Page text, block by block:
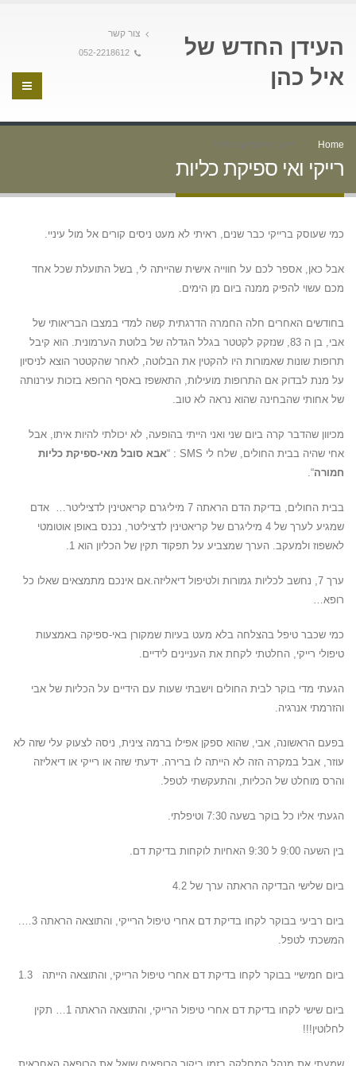
העידן החדש של
איל כהן
צור קשר
052-2218612
Home רייקי ואי ספיקת כליות
רייקי ואי ספיקת כליות
כמי שעוסק ברייקי כבר שנים, ראיתי לא מעט ניסים קורים אל מול עיניי.
אבל כאן, אספר לכם על חווייה אישית שהייתה לי, בשל התועלת שכל אחד
מכם עשוי להפיק ממנה ביום מן הימים.
בחודשים האחרים חלה החמרה הדרגתית קשה למדי במצבו הבריאותי של
אבי, בן ה 83, שנזקק לקטטר בגלל הגדלה של בלוטת הערמונית. הוא קיבל
תרופות שונות שאמורות היו להקטין את הבלוטה, לאחר שהקטטר הוצא לניסיון
על מנת לבדוק אם התרופות מועילות, התאשפז באסף הרופא בזכות עירנותה
של אחותי שהבחינה שהוא נראה לא טוב.
מכיוון שהדבר קרה ביום שני ואני הייתי בהופעה, לא יכולתי להיות איתו, אבל
אחי שהיה בבית החולים, שלח לי SMS : “
אבא סובל מאי-ספיקת כליות
חמורה“.
בבית החולים, בדיקת הדם הראתה 7 מיליגרם קריאטינין לדציליטר… אדם
שמגיע לערך של 4 מיליגרם של קריאטינין לדציליטר, נכנס באופן אוטומטי
לאשפוז ולמעקב. הערך שמצביע על תפקוד תקין של הכליון הוא 1.
ערך 7, נחשב לכליות גמורות ולטיפול דיאליזה.אם אינכם מתמצאים שאלו כל
רופא…
כמי שכבר טיפל בהצלחה בלא מעט בעיות שמקורן באי-ספיקה באמצעות
טיפולי רייקי, החלטתי לקחת את העניינים לידיים.
הגעתי מדי בוקר לבית החולים וישבתי שעות עם הידיים על הכליות של אבי
והזרמתי אנרגיה.
בפעם הראשונה, אבי, שהוא ספקן אפילו ברמה צינית, ניסה לצעוק עלי שזה לא
עוזר, אבל במקרה הזה לא הייתה לו ברירה. ידעתי שזה או רייקי או דיאליזה
והרס מוחלט של הכליות, והתעקשתי לטפל.
הגעתי אליו כל בוקר בשעה 7:30 וטיפלתי.
בין השעה 9:00 ל 9:30 האחיות לוקחות בדיקת דם.
ביום שלישי הבדיקה הראתה ערך של 4.2
ביום רביעי בבוקר לקחו בדיקת דם אחרי טיפול הרייקי, והתוצאה הראתה 3….
המשכתי לטפל.
ביום חמישיי בבוקר לקחו בדיקת דם אחרי טיפול הרייקי, והתוצאה הייתה 1.3
ביום שישי לקחו בדיקת דם אחרי טיפול הרייקי, והתוצאה הראתה 1… תקין
לחלוטין!!!